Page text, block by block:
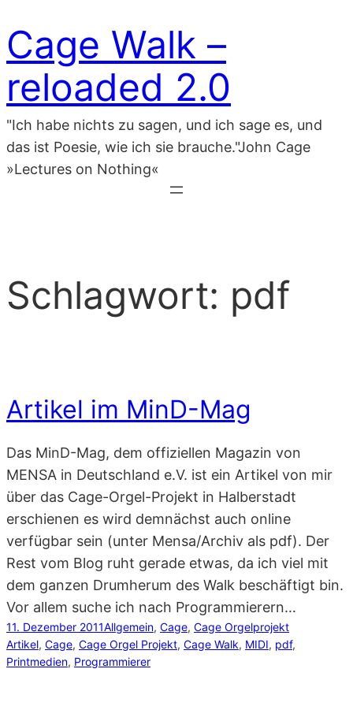
Inhalt
springen
Cage Walk –
reloaded 2.0
"Ich habe nichts zu sagen, und ich sage es, und
das ist Poesie, wie ich sie brauche."John Cage
»Lectures on Nothing«
Schlagwort: pdf
Artikel im MinD-Mag
Das MinD-Mag, dem offiziellen Magazin von
MENSA in Deutschland e.V. ist ein Artikel von mir
über das Cage-Orgel-Projekt in Halberstadt
erschienen es wird demnächst auch online
verfügbar sein (unter Mensa/Archiv als pdf). Der
Rest vom Blog ruht gerade etwas, da ich viel mit
dem ganzen Drumherum des Walk beschäftigt bin.
Vor allem suche ich nach Programmierern…
11. Dezember 2011Allgemein, Cage, Cage Orgelprojekt
Artikel, Cage, Cage Orgel Projekt, Cage Walk, MIDI, pdf
Printmedien, Programmierer